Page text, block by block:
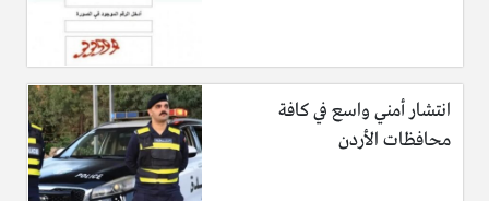
التي يجب علية الألتزام بها بالترتيب، ومن ثم البدء في جمع
المعلومات عن كندا، فلا يجب على الشخص ان يعتمد على
كلام الأشخاص او ما يسمعه منهم، بل يجب على الشخص
في البحث عن معلومات عن الهجرة إلى كندا، وان يكون
البحث عن ملف الهجرة إلى كندا بحثاً شاملاً، والبحث عن
المدينة التي سوف يعيش فيها.
يجب على الشخص في البحث عن الأجر الذي سوف يتقاضاه
انتشار أمني واسع في كافة
محافظات الأردن